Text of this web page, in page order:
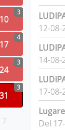
10
3
17
4
24
3
31
3
7
12-08-
14-08-
17-08-
Del